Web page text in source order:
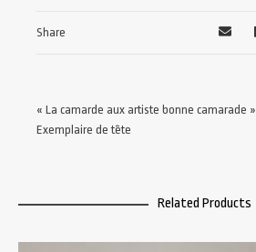
Share
« La camarde aux artiste bonne camarade »
Exemplaire de tête
Related Products